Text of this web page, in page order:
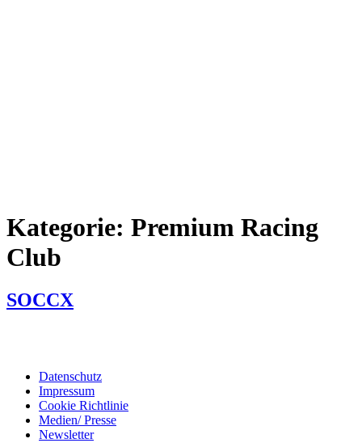
Kategorie: Premium Racing
Club
SOCCX
Datenschutz
Impressum
Cookie Richtlinie
Medien/ Presse
Newsletter